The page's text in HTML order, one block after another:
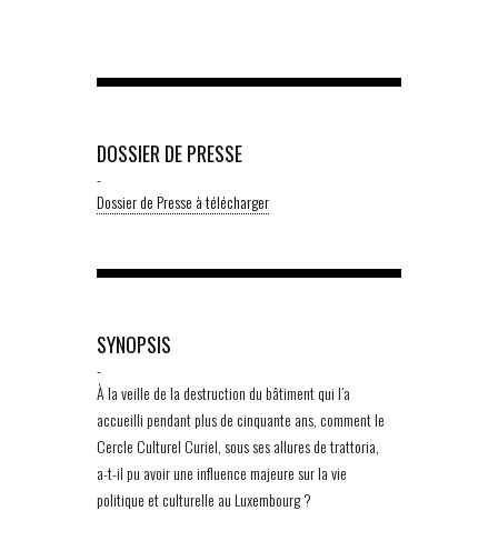
DOSSIER DE PRESSE
-
Dossier de Presse à télécharger
SYNOPSIS
-
À la veille de la destruction du bâtiment qui l’a
accueilli pendant plus de cinquante ans, comment le
Cercle Culturel Curiel, sous ses allures de trattoria,
a-t-il pu avoir une influence majeure sur la vie
politique et culturelle au Luxembourg ?